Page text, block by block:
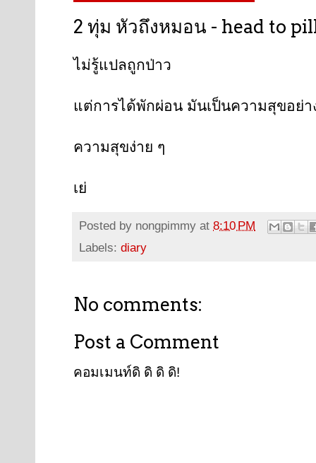
2 ทุ่ม หัวถึงหมอน - head to
ไม่รู้แปลถูกป่าว
แต่การได้พักผ่อน มันเป็นความสุขอย่า
ความสุขง่าย ๆ
เย่
Posted by nongpimmy at 8:10 PM
Labels: diary
No comments:
Post a Comment
คอมเมนท์ดิ ดิ ดิ ดิ!